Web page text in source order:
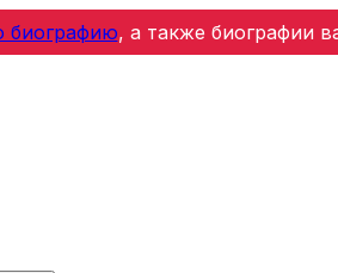
биографию, а также биографии